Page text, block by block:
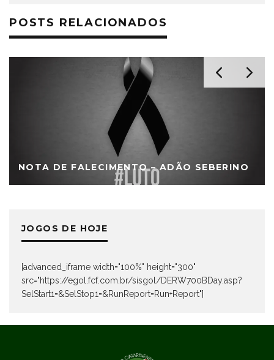
POSTS RELACIONADOS
NOTA DE FALECIMENTO – ADÃO SEBERINO
JOGOS DE HOJE
[advanced_iframe width="100%" height="300"
src="https://egol.fcf.com.br/sisgol/DERW700BDay.asp?
SelStart1=&SelStop1=&RunReport=Run+Report"]